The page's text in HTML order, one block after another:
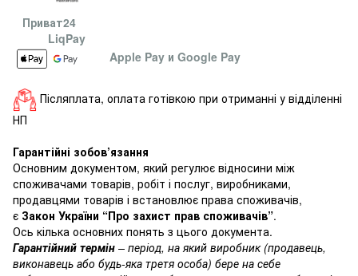
Приват24
LiqPay
Apple Pay и Google Pay
Післяплата, оплата готівкою при отриманні у відділенні
НП
Гарантійні зобов’язання
Основним документом, який регулює відносини між
споживачами товарів, робіт і послуг, виробниками,
продавцями товарів і встановлює права споживачів,
є Закон України “Про захист прав споживачів”.
Ось кілька основних понять з цього документа.
Гарантійний термін – період, на який виробник (продавець,
виконавець або будь-яка третя особа) бере на себе